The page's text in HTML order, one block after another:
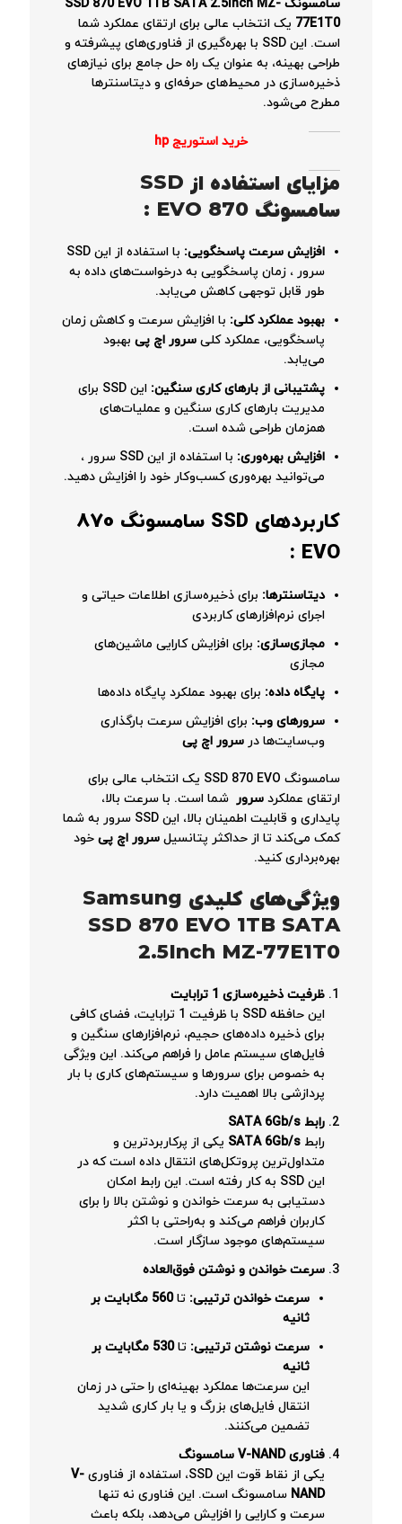
سامسونگ SSD 870 EVO 1TB SATA 2.5Inch MZ-
77E1T0 یک انتخاب عالی برای ارتقای عملکرد شما
است. این SSD با بهره‌گیری از فناوری‌های پیشرفته و
طراحی بهینه، به عنوان یک راه حل جامع برای نیازهای
ذخیره‌سازی در محیط‌های حرفه‌ای و دیتاسنترها
مطرح می‌شود.
خرید استوریج hp
مزایای استفاده از SSD
سامسونگ 870 EVO :
افزایش سرعت پاسخگویی:
با استفاده از این SSD
سرور ، زمان پاسخگویی به درخواست‌های داده به
طور قابل توجهی کاهش می‌یابد.
بهبود عملکرد کلی: با افزایش سرعت و کاهش زمان
پاسخگویی، عملکرد کلی سرور اچ پی بهبود
می‌یابد.
پشتیبانی از بارهای کاری سنگین:
این SSD برای
مدیریت بارهای کاری سنگین و عملیات‌های
همزمان طراحی شده است.
افزایش بهره‌وری:
با استفاده از این SSD سرور ،
می‌توانید بهره‌وری کسب‌وکار خود را افزایش دهید.
کاربردهای SSD سامسونگ 870
EVO :
دیتاسنترها: برای ذخیره‌سازی اطلاعات حیاتی و
اجرای نرم‌افزارهای کاربردی
مجازی‌سازی: برای افزایش کارایی ماشین‌های
مجازی
پایگاه داده: برای بهبود عملکرد پایگاه داده‌ها
سرورهای وب: برای افزایش سرعت بارگذاری
وب‌سایت‌ها در سرور اچ پی
سامسونگ SSD 870 EVO یک انتخاب عالی برای
ارتقای عملکرد سرور شما است. با سرعت بالا،
پایداری و قابلیت اطمینان بالا، این SSD سرور به شما
کمک می‌کند تا از حداکثر پتانسیل سرور اچ پی خود
بهره‌برداری کنید.
ویژگی‌های کلیدی Samsung
SSD 870 EVO 1TB SATA
2.5Inch MZ-77E1T0
ظرفیت ذخیره‌سازی 1 ترابایت
این حافظه SSD با ظرفیت 1 ترابایت، فضای کافی
برای ذخیره داده‌های حجیم، نرم‌افزارهای سنگین و
فایل‌های سیستم عامل را فراهم می‌کند. این ویژگی
به خصوص برای سرورها و سیستم‌های کاری با بار
پردازشی بالا اهمیت دارد.
رابط
رابط SATA 6Gb/s یکی از پرکاربردترین و
متداول‌ترین پروتکل‌های انتقال داده است که در
این SSD به کار رفته است. این رابط امکان
دستیابی به سرعت خواندن و نوشتن بالا را برای
کاربران فراهم می‌کند و به‌راحتی با اکثر
سیستم‌های موجود سازگار است.
سرعت خواندن و نوشتن فوق‌العاده
سرعت خواندن ترتیبی: تا560 مگابایت بر
ثانیه
سرعت نوشتن ترتیبی: تا530 مگابایت بر
ثانیه
این سرعت‌ها عملکرد بهینه‌ای را حتی در زمان
انتقال فایل‌های بزرگ و یا بار کاری شدید
تضمین می‌کنند.
فناوریV-NAND
سامسونگ
یکی از نقاط قوت این SSD، استفاده از فناوری
V-
NAND سامسونگ است. این فناوری نه تنها
سرعت و کارایی را افزایش می‌دهد، بلکه باعث